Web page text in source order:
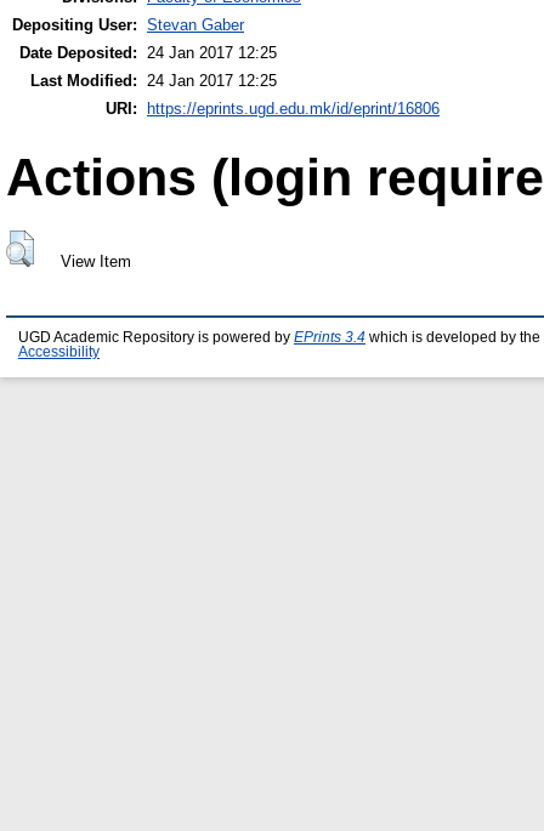
Depositing User: Stevan Gaber
Date Deposited: 24 Jan 2017 12:25
Last Modified: 24 Jan 2017 12:25
URI:
https://eprints.ugd.edu.mk/id/eprint/16806
Actions (login
View Item
UGD Academic Repository is powered by EPrints 3.4 which is developed by the
Accessibility